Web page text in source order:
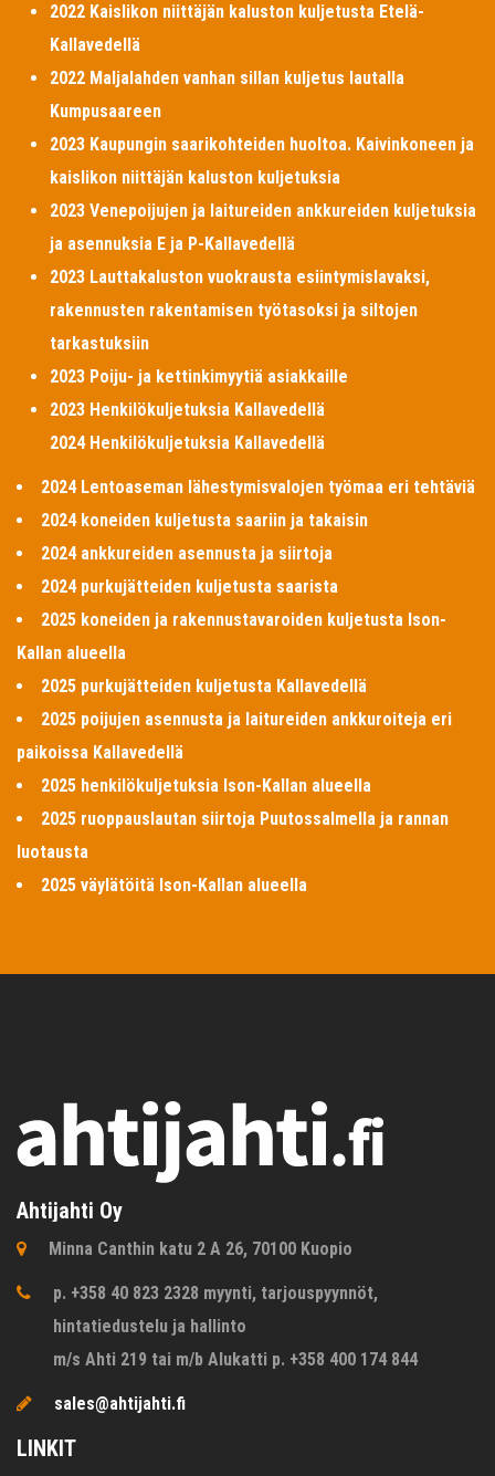
2022 Kaislikon niittäjän kaluston kuljetusta Etelä-
Kallavedellä
2022 Maljalahden vanhan sillan kuljetus lautalla
Kumpusaareen
2023 Kaupungin saarikohteiden huoltoa. Kaivinkoneen ja
kaislikon niittäjän kaluston kuljetuksia
2023 Venepoijujen ja laitureiden ankkureiden kuljetuksia
ja asennuksia E ja P-Kallavedellä
2023 Lauttakaluston vuokrausta esiintymislavaksi,
rakennusten rakentamisen työtasoksi ja siltojen
tarkastuksiin
2023 Poiju- ja kettinkimyytiä asiakkaille
2023 Henkilökuljetuksia Kallavedellä
2024 Henkilökuljetuksia Kallavedellä
2024 Lentoaseman lähestymisvalojen työmaa eri tehtäviä
2024 koneiden kuljetusta saariin ja takaisin
2024 ankkureiden asennusta ja siirtoja
2024 purkujätteiden kuljetusta saarista
2025 koneiden ja rakennustavaroiden kuljetusta Ison-
Kallan alueella
2025 purkujätteiden kuljetusta Kallavedellä
2025 poijujen asennusta ja laitureiden ankkuroiteja eri
paikoissa Kallavedellä
2025 henkilökuljetuksia Ison-Kallan alueella
2025 ruoppauslautan siirtoja Puutossalmella ja rannan
luotausta
2025 väylätöitä Ison-Kallan alueella
Ahtijahti Oy
Minna Canthin katu 2 A 26, 70100 Kuopio
p. +358 40 823 2328 myynti, tarjouspyynnöt,
hintatiedustelu ja hallinto
m/s Ahti 219 tai m/b Alukatti p. +358 400 174 844
sales@ahtijahti.fi
LINKIT